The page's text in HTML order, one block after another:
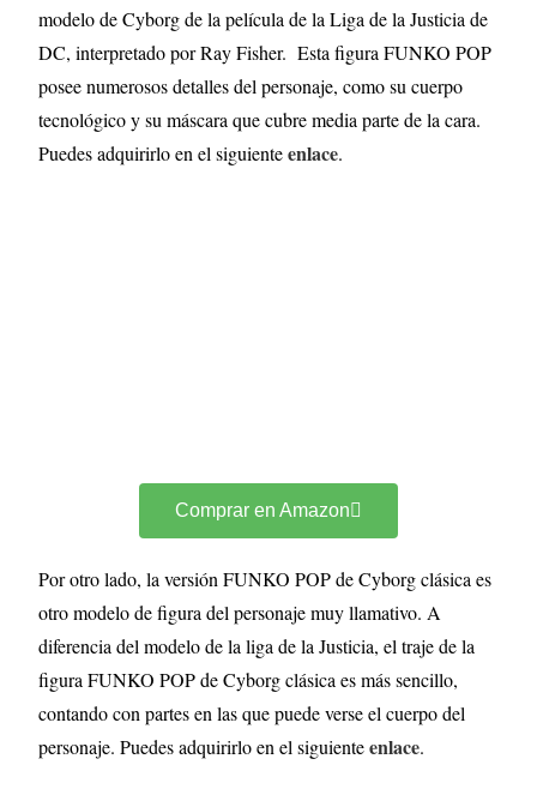
modelo de Cyborg de la película de la Liga de la Justicia de
DC, interpretado por Ray Fisher. Esta figura FUNKO POP
posee numerosos detalles del personaje, como su cuerpo
tecnológico y su máscara que cubre media parte de la cara.
Puedes adquirirlo en el siguienteenlace.
Comprar en Amazon
Por otro lado, la versión FUNKO POP de Cyborg clásica es
otro modelo de figura del personaje muy llamativo. A
diferencia del modelo de la liga de la Justicia, el traje de la
figura FUNKO POP de Cyborg clásica es más sencillo,
contando con partes en las que puede verse el cuerpo del
personaje. Puedes adquirirlo en el siguienteenlace.